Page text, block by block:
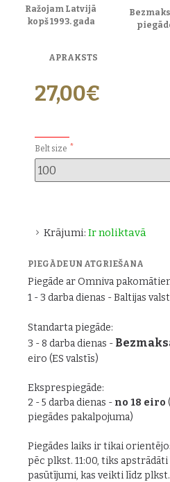
Ražojam Latvijā
kopš 1993. gada
APRAKSTS
Krājumi: Ir noliktavā
27,00€
Belt size
PIEGĀDE UN ATGRIEŠANA
Piegāde ar Omniva
1 - 3 darba dienas - Baltijas
Standarta piegāde:
3 - 8 darba dienas -
eiro (ES valstīs)
Eksprespiegāde:
2 - 5 darba dienas - no 18 eiro
piegādes pakalpojuma)
Piegādes laiks ir tikai
pēc plkst. 11:00, tiks apstrādāti
pasūtījumi, kas veikti līdz